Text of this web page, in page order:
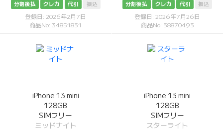
分割後払 クレカ 代引 振込
登録日: 2026年2月7日
商品No: 34851831
分割後払 クレカ 代引 振込
登録日: 2026年7月26日
商品No: 38870493
iPhone 13 mini
128GB
SIMフリー
ミッドナイト
iPhone 13 mini
128GB
SIMフリー
スターライト